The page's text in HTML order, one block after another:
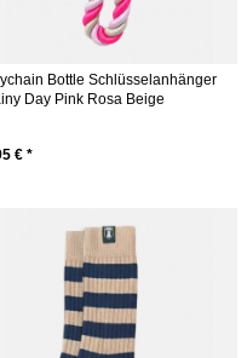
Bottle Schlüsselanhänger
Day Pink Rosa Beige
€ *